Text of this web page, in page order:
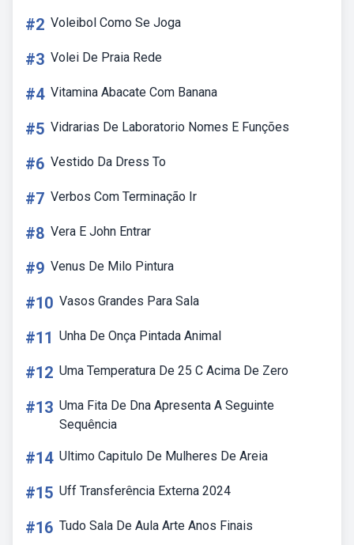
#2 Voleibol Como Se Joga
#3 Volei De Praia Rede
#4 Vitamina Abacate Com Banana
#5 Vidrarias De Laboratorio Nomes E Funções
#6 Vestido Da Dress To
#7 Verbos Com Terminação Ir
#8 Vera E John Entrar
#9 Venus De Milo Pintura
#10 Vasos Grandes Para Sala
#11 Unha De Onça Pintada Animal
#12 Uma Temperatura De 25 C Acima De Zero
#13 Uma Fita De Dna Apresenta A Seguinte
Sequência
#14 Ultimo Capitulo De Mulheres De Areia
#15 Uff Transferência Externa 2024
#16 Tudo Sala De Aula Arte Anos Finais